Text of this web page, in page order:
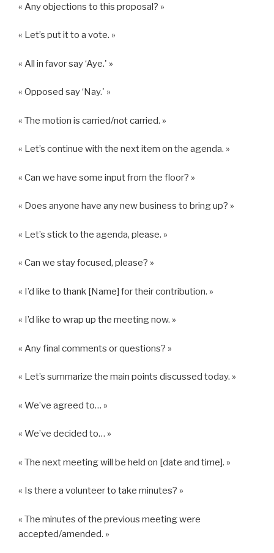
« Any objections to this proposal? »
« Let’s put it to a vote. »
« All in favor say ‘Aye.' »
« Opposed say ‘Nay.' »
« The motion is carried/not carried. »
« Let’s continue with the next item on the agenda. »
« Can we have some input from the floor? »
« Does anyone have any new business to bring up? »
« Let’s stick to the agenda, please. »
« Can we stay focused, please? »
« I’d like to thank [Name] for their contribution. »
« I’d like to wrap up the meeting now. »
« Any final comments or questions? »
« Let’s summarize the main points discussed today. »
« We’ve agreed to… »
« We’ve decided to… »
« The next meeting will be held on [date and time]. »
« Is there a volunteer to take minutes? »
« The minutes of the previous meeting were
accepted/amended. »